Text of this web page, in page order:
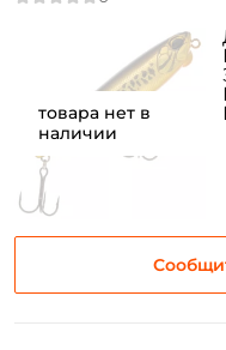
товара нет в
наличии